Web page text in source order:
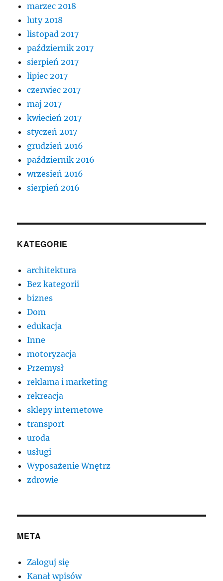
marzec 2018
luty 2018
listopad 2017
październik 2017
sierpień 2017
lipiec 2017
czerwiec 2017
maj 2017
kwiecień 2017
styczeń 2017
grudzień 2016
październik 2016
wrzesień 2016
sierpień 2016
KATEGORIE
architektura
Bez kategorii
biznes
Dom
edukacja
Inne
motoryzacja
Przemysł
reklama i marketing
rekreacja
sklepy internetowe
transport
uroda
usługi
Wyposażenie Wnętrz
zdrowie
META
Zaloguj się
Kanał wpisów